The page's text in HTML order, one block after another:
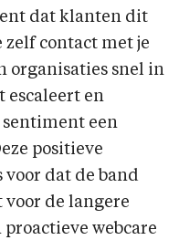
dat klanten dit
zelf contact met je
organisaties snel in
escaleert en
een
positieve
dat de band
de langere
webcare